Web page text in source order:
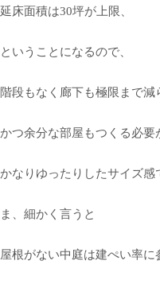
延床面積は30坪が上限、
ということになるので、
階段もなく廊下も極限まで減
かつ余分な部屋もつくる必要
かなりゆったりしたサイズ感
ま、細かく言うと
屋根がない中庭は建ぺい率に